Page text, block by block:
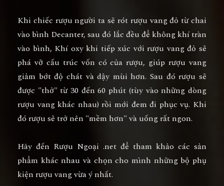
Khi chiếc rượu người ta sẽ rót rượu vang đỏ từ chai
vào bình Decanter, sau đó lắc đều để không khí tràn
vào bình, Khí oxy khi tiếp xúc với rượu vang đỏ sẽ
phá vỡ cấu trúc vốn có của rượu, giúp rượu vang
giảm bớt độ chát và dậy mùi hơn. Sau đó rượu sẽ
được "thở" từ 30 đến 60 phút (tùy vào những dòng
rượu vang khác nhau) rồi mới đem đi phục vụ. Khi
đó rượu sẽ trở nên "mềm hơn" và uống rất ngon.
Hãy đến Rượu Ngoại .net để tham khảo các sản
phẩm khác nhau và chọn cho mình những bộ phụ
kiện rượu vang vừa ý nhất.